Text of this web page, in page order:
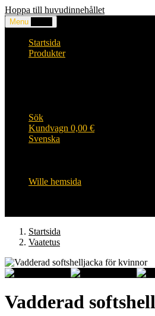
Hoppa till huvudinnehållet
Menu
Startsida
Produkter
Sök
Kundvagn 0,00 €
Svenska
Wille hemsida
Startsida
Vaatetus
Vadderad